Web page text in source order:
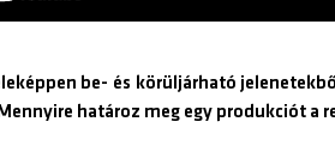
be- és körüljárható
határoz meg egy produkciót a